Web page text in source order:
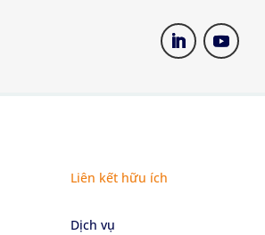
Liên kết hữu ích
Dịch vụ